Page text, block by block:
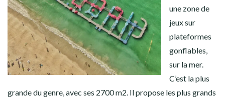
une zone de
jeux sur
plateformes
gonflables,
sur la mer.
C’est la plus
grande du genre, avec ses 2700 m2. Il propose les plus grands